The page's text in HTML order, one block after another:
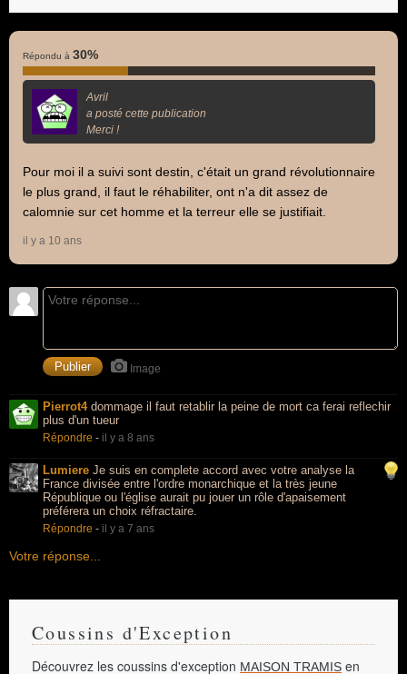
Répondu à 30%
Avril
a posté cette publication
Merci !
Pour moi il a suivi sont destin, c'était un grand révolutionnaire
le plus grand, il faut le réhabiliter, ont n'a dit assez de
calomnie sur cet homme et la terreur elle se justifiait.
il y a 10 ans
Image
Pierrot4dommage il faut retablir la peine de mort ca ferai reflechir
plus d'un tueur
Répondre - il y a 8 ans
Lumiere Je suis en complete accord avec votre analyse la
France divisée entre l'ordre monarchique et la très jeune
République ou l'église aurait pu jouer un rôle d'apaisement
préférera un choix réfractaire.
Répondre - il y a 7 ans
Votre réponse...
Coussins d'Exception
Découvrez les coussins d'exception MAISON TRAMIS en